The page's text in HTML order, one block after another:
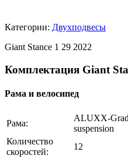
Категории: Двухподвесы
Giant Stance 1 29 2022
Комплектация Giant
Рама и велосипед
Рама:
ALUXX-
suspension
Количество
скоростей:
12